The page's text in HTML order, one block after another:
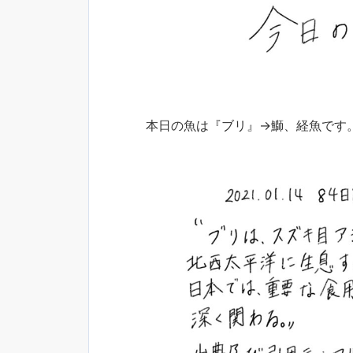
本日の魚は『ブリ』→鰤、経魚です